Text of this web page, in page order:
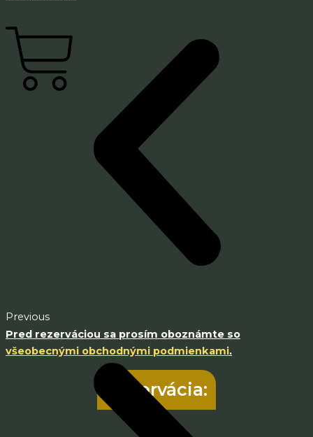
Previous
Pred rezerváciou sa prosím oboznámte so
všeobecnými obchodnými podmienkami.
Rezervácia: